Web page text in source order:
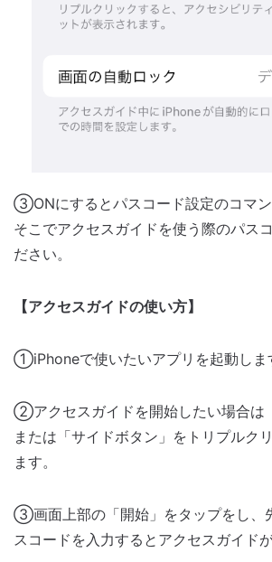
③ONにするとパスコード設定のコマン
そこでアクセスガイドを使う際のパス
ださい。
【アクセスガイドの使い方】
①iPhoneで使いたいアプリを起動しま
②アクセスガイドを開始したい場合は
または「サイドボタン」をトリプルク
ます。
③画面上部の「開始」をタップをし、
スコードを入力するとアクセスガイド